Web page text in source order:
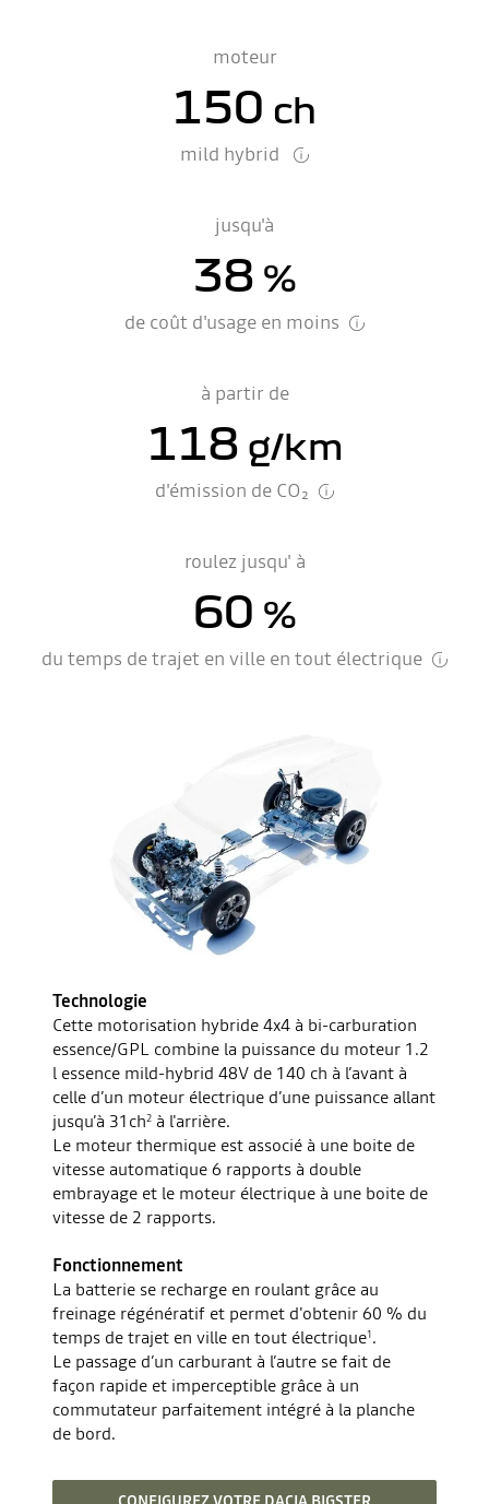
moteur
150 ch
mild hybrid
jusqu'à
38 %
de coût d'usage en moins
à partir de
118 g/km
d'émission de CO₂
roulez jusqu' à
60 %
du temps de trajet en ville en tout électrique
Technologie
Cette motorisation hybride 4x4 à bi-carburation
essence/GPL combine la puissance du moteur 1.2
l essence mild-hybrid 48V de 140 ch à l’avant à
celle d’un moteur électrique d’une puissance allant
jusqu’à 31ch2 à l'arrière.
Le moteur thermique est associé à une boite de
vitesse automatique 6 rapports à double
embrayage et le moteur électrique à une boite de
vitesse de 2 rapports.
Fonctionnement
La batterie se recharge en roulant grâce au
freinage régénératif et permet d'obtenir 60 % du
temps de trajet en ville en tout électrique1.
Le passage d’un carburant à l’autre se fait de
façon rapide et imperceptible grâce à un
commutateur parfaitement intégré à la planche
de bord.